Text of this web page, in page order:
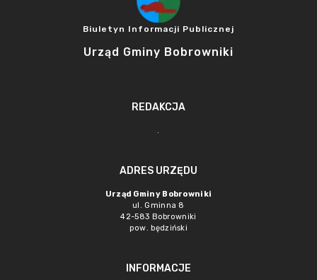
Biuletyn Informacji Publicznej
Urząd Gminy Bobrowniki
REDAKCJA
.
ADRES URZĘDU
Urząd Gminy Bobrowniki
ul. Gminna 8
42-583 Bobrowniki
pow. będziński
INFORMACJE